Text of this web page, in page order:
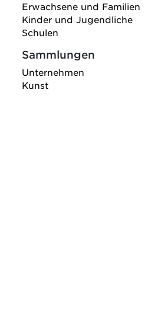
Erwachsene und Familien
Kinder und Jugendliche
Schulen
Sammlungen
Unternehmen
Kunst